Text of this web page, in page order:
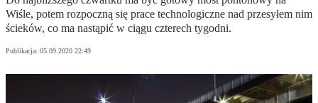
Wiśle, potem rozpoczną się prace technologiczne nad przesyłem nim
ścieków, co ma nastąpić w ciągu czterech tygodni.
Publikacja: 05.09.2020 22:49